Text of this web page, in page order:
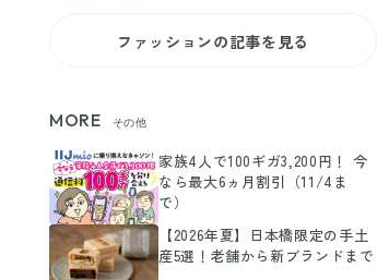
ファッションの記事を見る
MORE その他
家族4人で100ギガ3,200円！ 今
なら最大6ヵ月割引（11/4ま
で）
【2026年夏】日本橋限定の手土
産5選！老舗から新ブランドまで